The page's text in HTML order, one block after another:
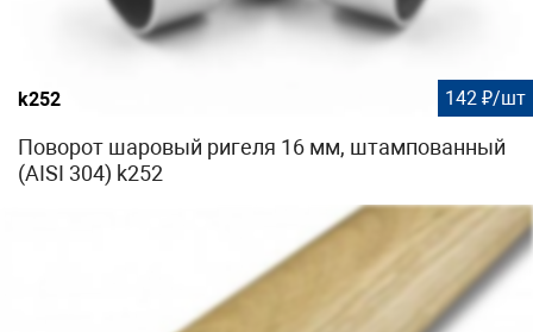
k252 142 ₽/шт
Поворот шаровый ригеля 16 мм, штампованный
(AISI 304) k252